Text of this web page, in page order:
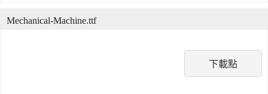
下載點
Mechanical-Machine.ttf